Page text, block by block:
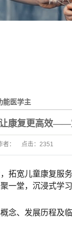
医学主
康复更高效——
者： 点击：2351
拓宽儿童康复服
一堂，沉浸式学
念、发展历程及